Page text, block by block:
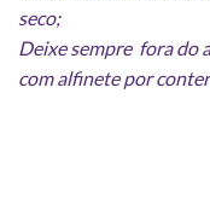
seco;
Deixe sempre fora do
com alfinete por